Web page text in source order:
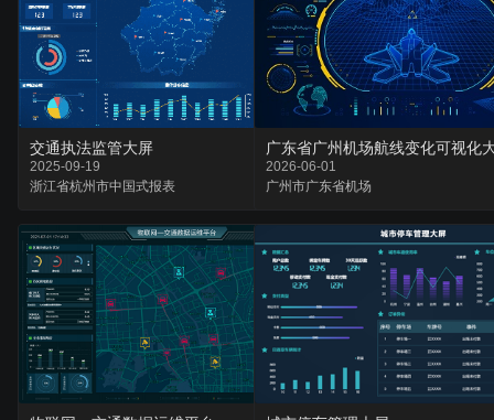
交通执法监管大屏
2025-09-19
浙江省杭州市中国式报表
广东省广州机场航线变化可视化
2026-06-01
广州市广东省机场